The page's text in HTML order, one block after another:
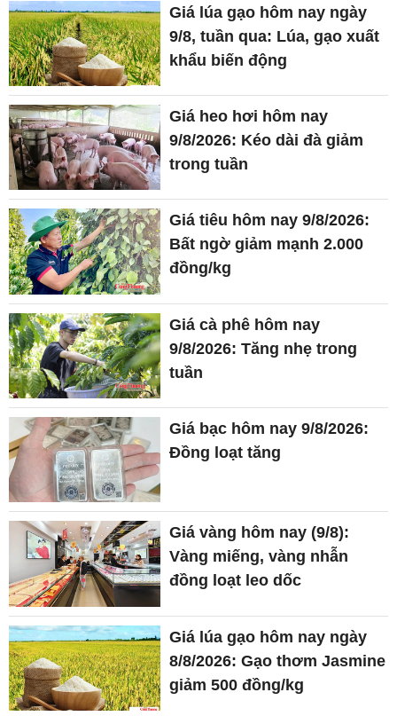
Giá lúa gạo hôm nay ngày
9/8, tuần qua: Lúa, gạo xuất
khẩu biến động
Giá heo hơi hôm nay
9/8/2026: Kéo dài đà giảm
trong tuần
Giá tiêu hôm nay 9/8/2026:
Bất ngờ giảm mạnh 2.000
đồng/kg
Giá cà phê hôm nay
9/8/2026: Tăng nhẹ trong
tuần
Giá bạc hôm nay 9/8/2026:
Đồng loạt tăng
Giá vàng hôm nay (9/8):
Vàng miếng, vàng nhẫn
đồng loạt leo dốc
Giá lúa gạo hôm nay ngày
8/8/2026: Gạo thơm Jasmine
giảm 500 đồng/kg